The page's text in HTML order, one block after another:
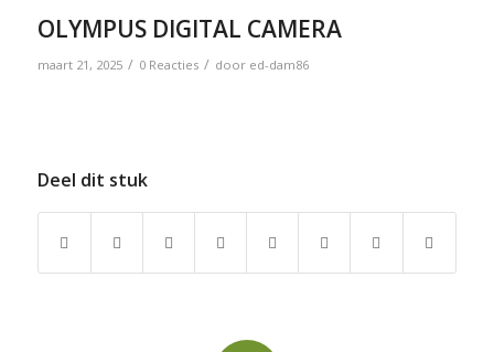
OLYMPUS DIGITAL CAMERA
maart 21, 2025 / 0 Reacties / door ed-dam86
Deel dit stuk